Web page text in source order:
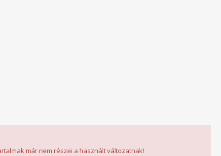
már nem részei a használt változatnak!